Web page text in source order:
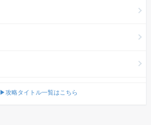
▶攻略タイトル一覧はこちら